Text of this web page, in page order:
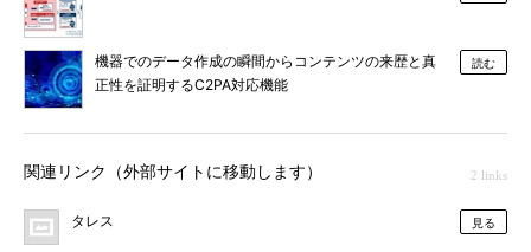
機器でのデータ作成の瞬間からコンテンツの来歴と真
正性を証明するC2PA対応機能
読む
関連リンク（外部サイトに移動します） 2 links
タレス 見る